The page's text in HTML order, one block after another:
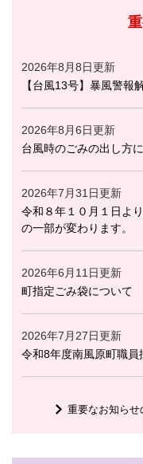
2026年8月8日更新
【台風13号】暴風警報
2026年8月6日更新
台風時のごみの出し方
2026年7月31日更新
令和８年１０月１日よ
の一部が変わります。
2026年6月11日更新
町指定ごみ袋について
2026年7月27日更新
令和8年度南風原町職
重要なお知らせ